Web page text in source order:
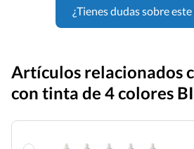
¿Tienes dudas sobre
Artículos relacionados
con tinta de 4 colores